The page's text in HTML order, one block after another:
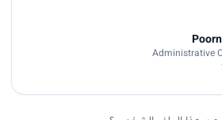
Administrative